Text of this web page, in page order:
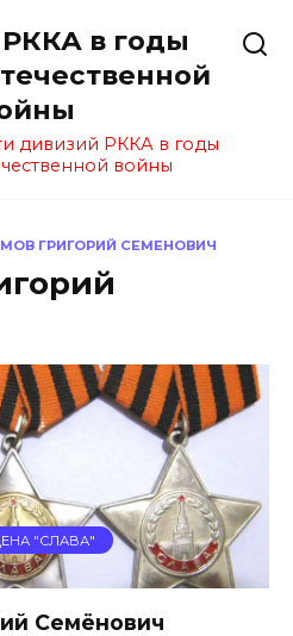
в годы
дивизий РККА в годы
войны
ГРИГОРИЙ СЕМЕНОВИЧ
"СЛАВА"
Семёнович